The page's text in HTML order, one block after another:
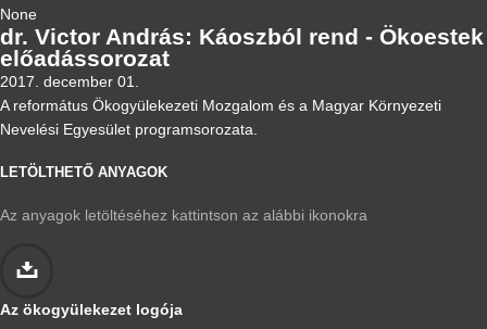
None
dr. Victor András: Káoszból rend - Ökoestek
előadássorozat
2017. december 01.
A református Ökogyülekezeti Mozgalom és a Magyar Környezeti
Nevelési Egyesület programsorozata.
LETÖLTHETŐ ANYAGOK
Az anyagok letöltéséhez kattintson az alábbi ikonokra
Az ökogyülekezet logója